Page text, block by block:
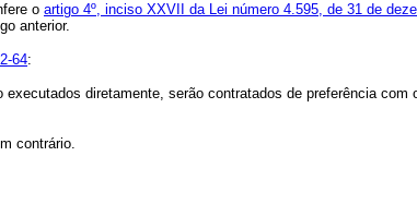
o artigo 4º, inciso XXVII da Lei número 4.595, de 31 de
anterior.
64:
diretamente, serão contratados de preferência
contrário.